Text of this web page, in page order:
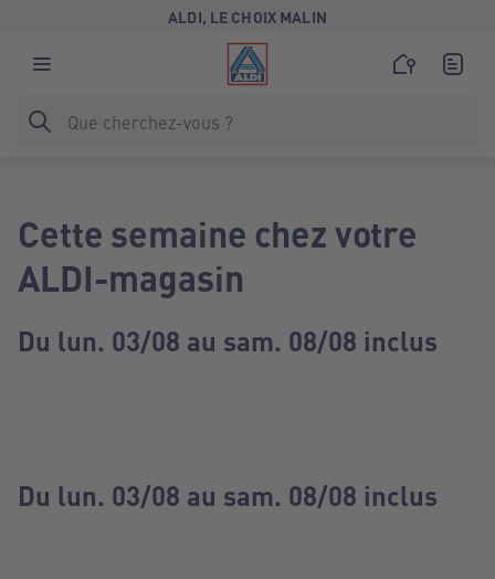
ALDI, LE CHOIX MALIN
Cette semaine chez votre
ALDI-magasin
Du lun. 03/08 au sam. 08/08 inclus
Du lun. 03/08 au sam. 08/08 inclus